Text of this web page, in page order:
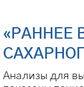
«РАННЕЕ
Анализы для